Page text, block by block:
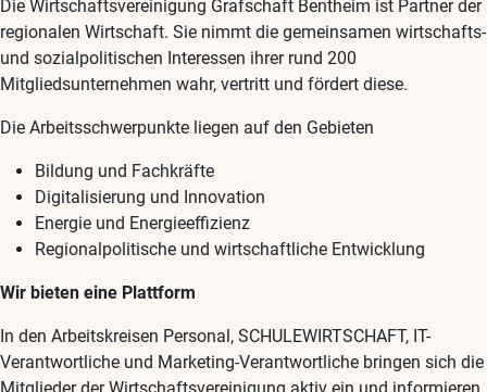
Die Wirtschaftsvereinigung Grafschaft Bentheim ist Partner der
regionalen Wirtschaft. Sie nimmt die gemeinsamen wirtschafts-
und sozialpolitischen Interessen ihrer rund 200
Mitgliedsunternehmen wahr, vertritt und fördert diese.
Die Arbeitsschwerpunkte liegen auf den Gebieten
Bildung und Fachkräfte
Digitalisierung und Innovation
Energie und Energieeffizienz
Regionalpolitische und wirtschaftliche Entwicklung
Wir bieten eine Plattform
In den Arbeitskreisen Personal, SCHULEWIRTSCHAFT, IT-
Verantwortliche und Marketing-Verantwortliche bringen sich die
Mitglieder der Wirtschaftsvereinigung aktiv ein und informieren